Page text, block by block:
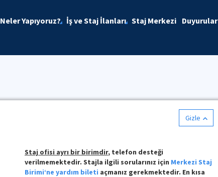
Neler Yapıyoruz? İş ve Staj İlanları Staj Merkezi Duyurular
Gizle
Staj ofisi ayrı bir birimdir, telefon desteği
verilmemektedir. Stajla ilgili sorularınız için Merkezi Staj
Birimi‘ne yardım bileti açmanız gerekmektedir. En kısa